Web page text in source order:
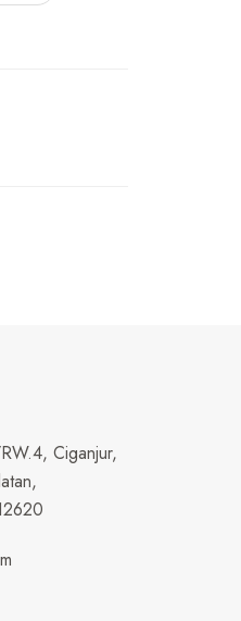
Ciganjur,